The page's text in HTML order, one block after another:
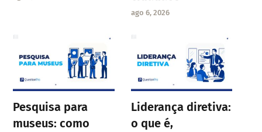
ago 6, 2026
Pesquisa para
museus: como
Liderança diretiva:
o que é,